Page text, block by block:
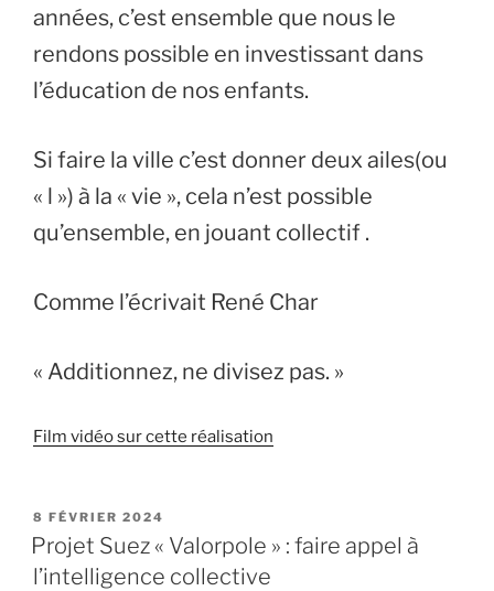
années, c’est ensemble que nous le
rendons possible en investissant dans
l’éducation de nos enfants.
Si faire la ville c’est donner deux ailes(ou
« l ») à la « vie », cela n’est possible
qu’ensemble, en jouant collectif .
Comme l’écrivait René Char
« Additionnez, ne divisez pas. »
Film vidéo sur cette réalisation
PUBLIÉ
LE
8 FÉVRIER 2024
Projet Suez « Valorpole » : faire appel à
l’intelligence collective